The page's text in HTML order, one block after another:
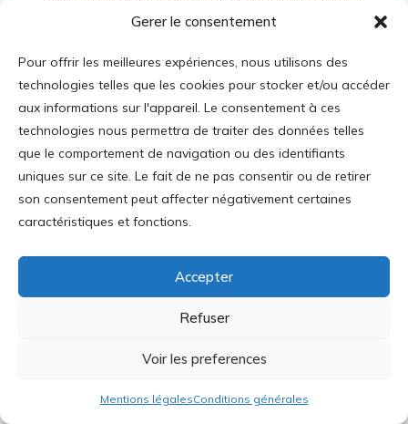
Gerer le consentement
Pour offrir les meilleures expériences, nous utilisons des
technologies telles que les cookies pour stocker et/ou accéder
aux informations sur l'appareil. Le consentement à ces
technologies nous permettra de traiter des données telles
que le comportement de navigation ou des identifiants
uniques sur ce site. Le fait de ne pas consentir ou de retirer
son consentement peut affecter négativement certaines
caractéristiques et fonctions.
Accepter
Refuser
Voir les preferences
Mentions légalesConditions générales
éclairer le marché afin de le rendre plus
du libre-échange.
Le travail de promotion d’une Union
douanière continentale
Le dernier engagement que nous voudrions
souligner ici concerne le travail de promotion
d’une Union douanière continentale par
effet, d’une période d’accélération de ses
propositions et de son implication sur la
question du libre-échange. Celle-ci intervient,
1870 et l’annexion de l’Alsace-Lorraine à la